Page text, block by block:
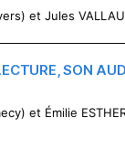
et Jules
SON
et Émilie